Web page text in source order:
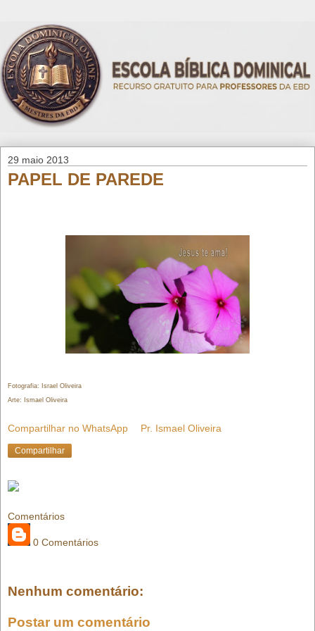
29 maio 2013
PAPEL DE PAREDE
Fotografia: Israel Oliveira
Arte: Ismael Oliveira
Compartilhar no WhatsApp Pr. Ismael Oliveira
Compartilhar
Comentários
0 Comentários
Nenhum comentário:
Postar um comentário